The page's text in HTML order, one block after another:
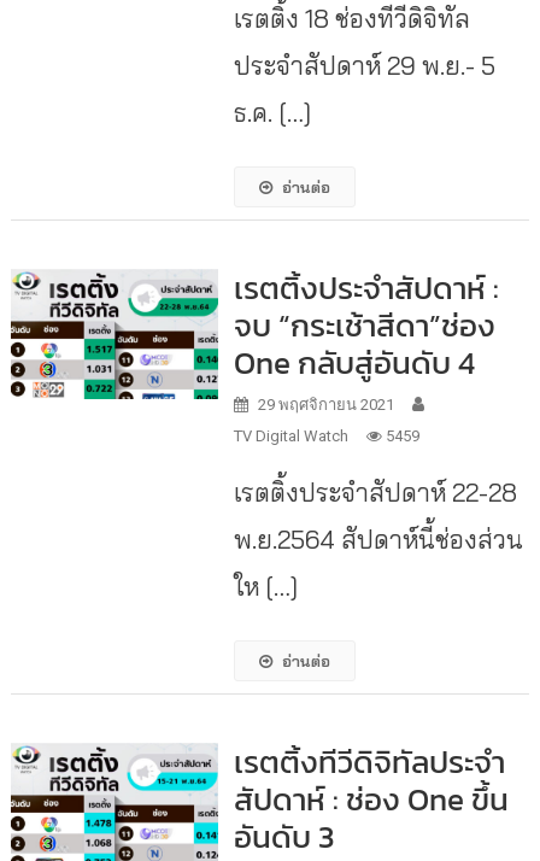
เรตติ้ง 18 ช่องทีวีดิจิทัล
ประจำสัปดาห์ 29 พ.ย.- 5
ธ.ค. […]
อ่านต่อ
เรตติ้งประจำสัปดาห์ :
จบ “กระเช้าสีดา”ช่อง
One กลับสู่อันดับ 4
29 พฤศจิกายน 2021
TV Digital Watch
5459
เรตติ้งประจำสัปดาห์ 22-28
พ.ย.2564 สัปดาห์นี้ช่องส่วน
ให […]
อ่านต่อ
เรตติ้งทีวีดิจิทัลประจำ
สัปดาห์ : ช่อง One ขึ้น
อันดับ 3